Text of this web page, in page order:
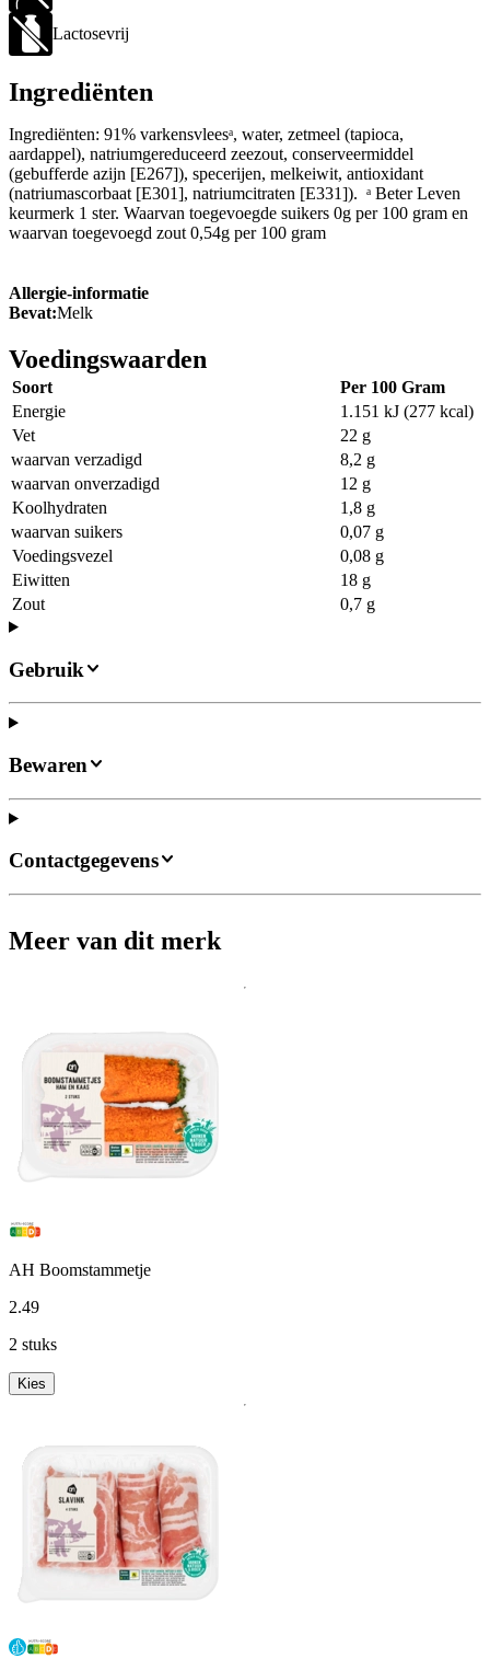
Lactosevrij
Ingrediënten
Ingrediënten: 91% varkensvleesᵃ, water, zetmeel (tapioca,
aardappel), natriumgereduceerd zeezout, conserveermiddel
(gebufferde azijn [E267]), specerijen, melkeiwit, antioxidant
(natriumascorbaat [E301], natriumcitraten [E331]). ᵃ Beter Leven
keurmerk 1 ster. Waarvan toegevoegde suikers 0g per 100 gram en
waarvan toegevoegd zout 0,54g per 100 gram
Allergie-informatie
Bevat:Melk
Voedingswaarden
Soort
Per 100 Gram
Energie
1.151 kJ (277 kcal)
Vet
22 g
waarvan verzadigd
8,2 g
waarvan onverzadigd
12 g
Koolhydraten
1,8 g
waarvan suikers
0,07 g
Voedingsvezel
0,08 g
Eiwitten
18 g
Zout
0,7 g
Gebruik
Bewaren
Contactgegevens
Meer van dit merk
AH Boomstammetje
2.49
2 stuks
Kies